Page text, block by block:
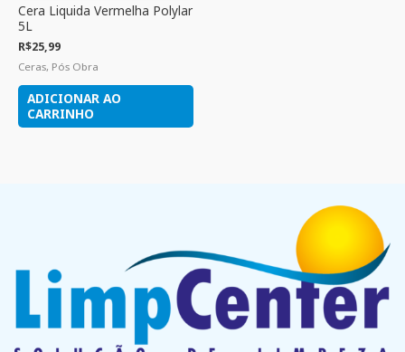
Cera Liquida Vermelha Polylar
5L
R$25,99
Ceras, Pós Obra
ADICIONAR AO
CARRINHO